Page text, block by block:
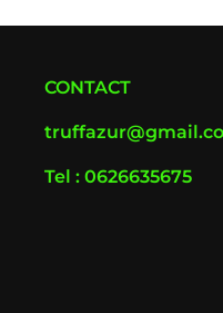
CONTACT
Tel : 0626635675